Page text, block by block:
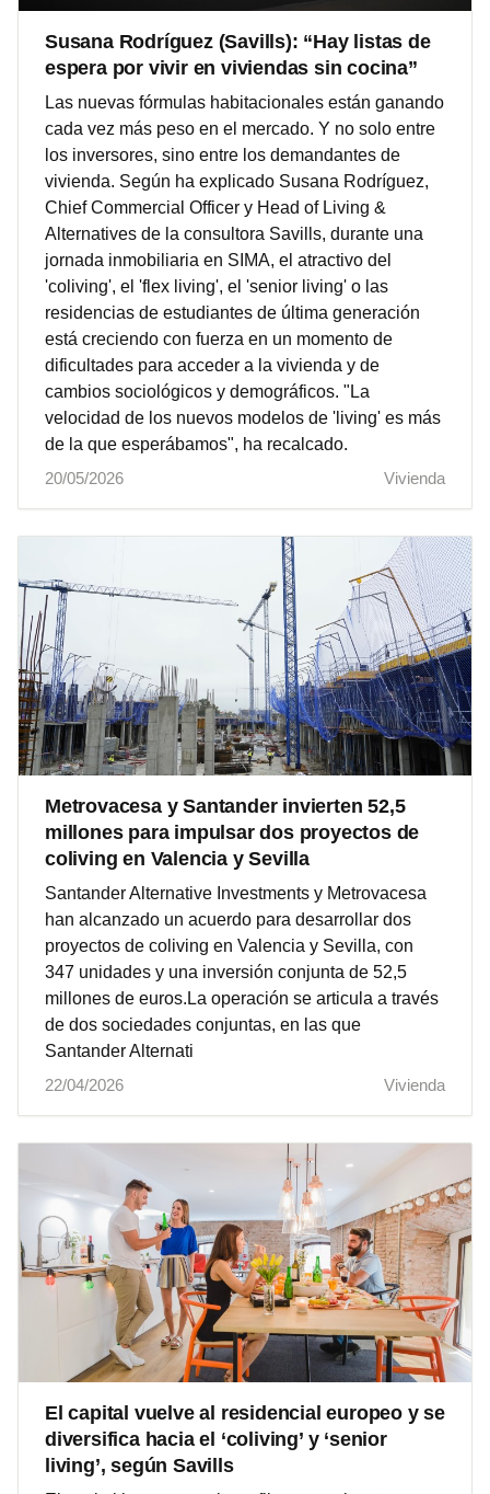
Susana Rodríguez (Savills): “Hay listas de
espera por vivir en viviendas sin cocina”
Las nuevas fórmulas habitacionales están ganando
cada vez más peso en el mercado. Y no solo entre
los inversores, sino entre los demandantes de
vivienda. Según ha explicado Susana Rodríguez,
Chief Commercial Officer y Head of Living &
Alternatives de la consultora Savills, durante una
jornada inmobiliaria en SIMA, el atractivo del
'coliving', el 'flex living', el 'senior living' o las
residencias de estudiantes de última generación
está creciendo con fuerza en un momento de
dificultades para acceder a la vivienda y de
cambios sociológicos y demográficos. "La
velocidad de los nuevos modelos de 'living' es más
de la que esperábamos", ha recalcado.
20/05/2026
Vivienda
Metrovacesa y Santander invierten 52,5
millones para impulsar dos proyectos de
coliving en Valencia y Sevilla
Santander Alternative Investments y Metrovacesa
han alcanzado un acuerdo para desarrollar dos
proyectos de coliving en Valencia y Sevilla, con
347 unidades y una inversión conjunta de 52,5
millones de euros.La operación se articula a través
de dos sociedades conjuntas, en las que
Santander Alternati
22/04/2026
Vivienda
El capital vuelve al residencial europeo y se
diversifica hacia el ‘coliving’ y ‘senior
living’, según Savills